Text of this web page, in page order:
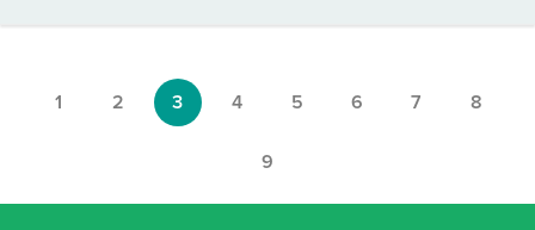
1 2 3 4 5 6 7 8
9